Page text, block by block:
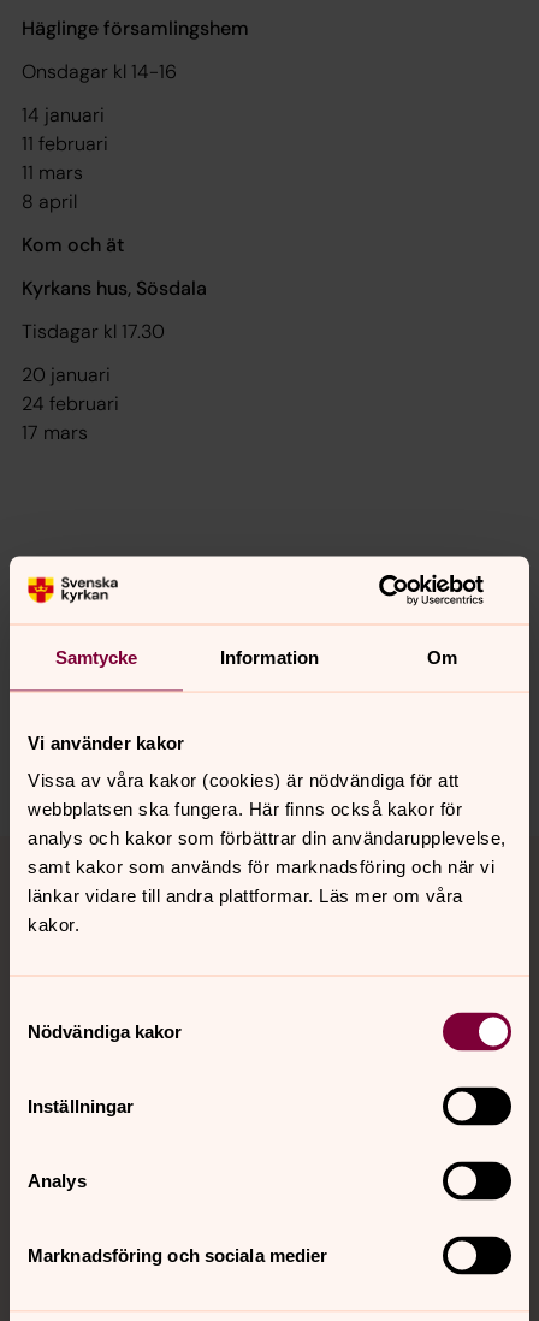
Samtycke Information Om
Vi använder kakor
Vissa av våra kakor (cookies) är nödvändiga för att
webbplatsen ska fungera. Här finns också kakor för
analys och kakor som förbättrar din användarupplevelse,
samt kakor som används för marknadsföring och när vi
länkar vidare till andra plattformar. Läs mer om våra
kakor.
Nödvändiga kakor
Inställningar
Analys
Marknadsföring och sociala medier
Häglinge församlingshem
Onsdagar kl 14-16
14 januari
11 februari
11 mars
8 april
Kom och ät
Kyrkans hus, Sösdala
Tisdagar kl 17.30
20 januari
24 februari
17 mars
Senast ändrad 3 mars 2026
Synpunkter eller frågor på sidans
innehåll?
sosdala.forsamling@svenskakyrkan.se
Tillbaka till toppen
Tillbaka till innehållet
Kontakt